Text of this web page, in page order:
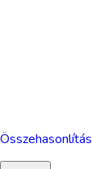
Összehasonlítás